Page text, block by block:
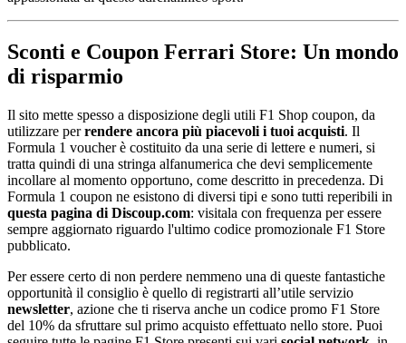
Sconti e Coupon Ferrari Store: Un mondo
di risparmio
Il sito mette spesso a disposizione degli utili F1 Shop coupon, da
utilizzare perrendere ancora più piacevoli i tuoi acquisti. Il
Formula 1 voucher è costituito da una serie di lettere e numeri, si
tratta quindi di una stringa alfanumerica che devi semplicemente
incollare al momento opportuno, come descritto in precedenza. Di
Formula 1 coupon ne esistono di diversi tipi e sono tutti reperibili in
questa pagina di Discoup.com: visitala con frequenza per essere
sempre aggiornato riguardo l'ultimo codice promozionale F1 Store
pubblicato.
Per essere certo di non perdere nemmeno una di queste fantastiche
opportunità il consiglio è quello di registrarti all’utile servizio
newsletter, azione che ti riserva anche un codice promo F1 Store
del 10% da sfruttare sul primo acquisto effettuato nello store. Puoi